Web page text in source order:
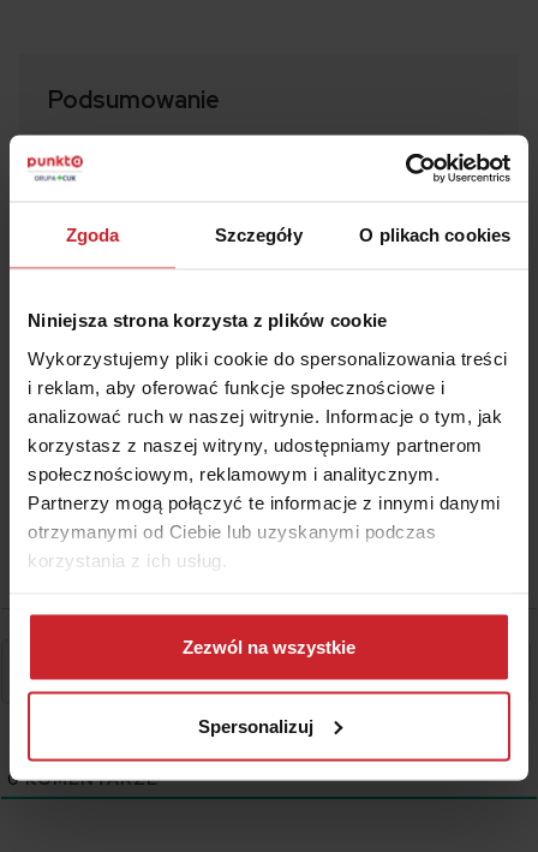
Zgoda Szczegóły O plikach cookies
Niniejsza strona korzysta z plików cookie
Wykorzystujemy pliki cookie do spersonalizowania treści
i reklam, aby oferować funkcje społecznościowe i
analizować ruch w naszej witrynie. Informacje o tym, jak
korzystasz z naszej witryny, udostępniamy partnerom
społecznościowym, reklamowym i analitycznym.
Partnerzy mogą połączyć te informacje z innymi danymi
otrzymanymi od Ciebie lub uzyskanymi podczas
korzystania z ich usług.
Dowiedz się więcej na temat tego, kim jesteśmy, jak
można się z nami skontaktować i w jaki sposób
przetwarzamy dane osobowe w ramachPolityki
Zezwól na wszystkie
Spersonalizuj
Podsumowanie
Leczenie za granicą, gdy nie ma się
Najdroższy jest transport medyczny. To
szpitale opiewają na kwoty powyżej 100 tys. zł.
0KOMENTARZE